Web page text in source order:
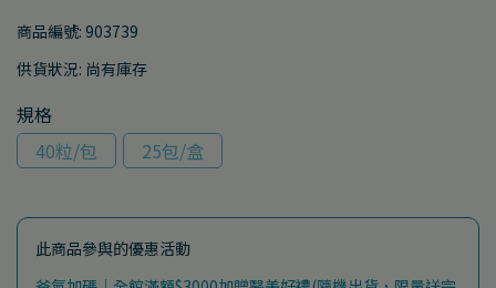
商品編號: 903739
供貨狀況: 尚有庫存
規格
40粒/包
25包/盒
此商品參與的優惠活動